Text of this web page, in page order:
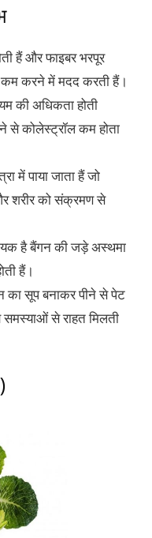
हैं और फाइबर भरपूर
कम करने में मदद करती हैं।
की अधिकता होती
से कोलेस्ट्रॉल कम होता
में पाया जाता हैं जो
शरीर को संक्रमण से
है बैंगन की जड़े अस्थमा
हैं।
का सूप बनाकर पीने से पेट
से राहत मिलती